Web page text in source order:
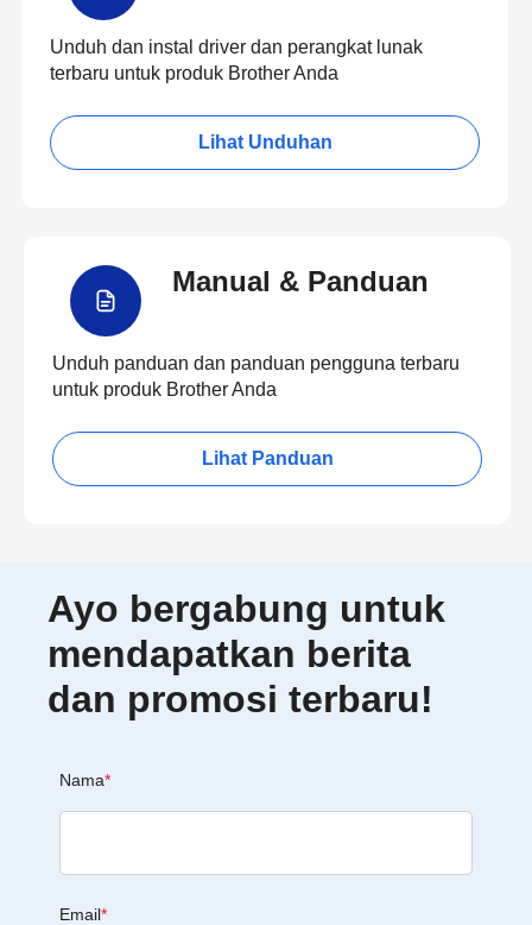
Unduh dan instal driver dan perangkat lunak
terbaru untuk produk Brother Anda
Lihat Unduhan
Manual & Panduan
Unduh panduan dan panduan pengguna terbaru
untuk produk Brother Anda
Lihat Panduan
Ayo bergabung untuk
mendapatkan berita
dan promosi terbaru!
Nama*
Email*